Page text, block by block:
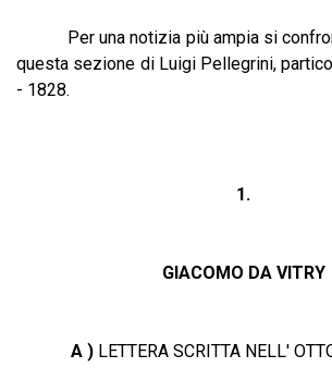
Per una notizia più ampia si
questa sezione di Luigi Pellegrini,
- 1828.
1.
GIACOMO DA VITRY
A ) LETTERA SCRITTA NELL'